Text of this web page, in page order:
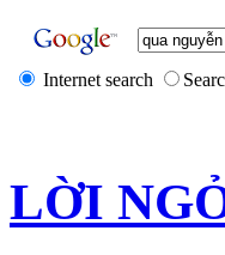
Internet search
LỜI